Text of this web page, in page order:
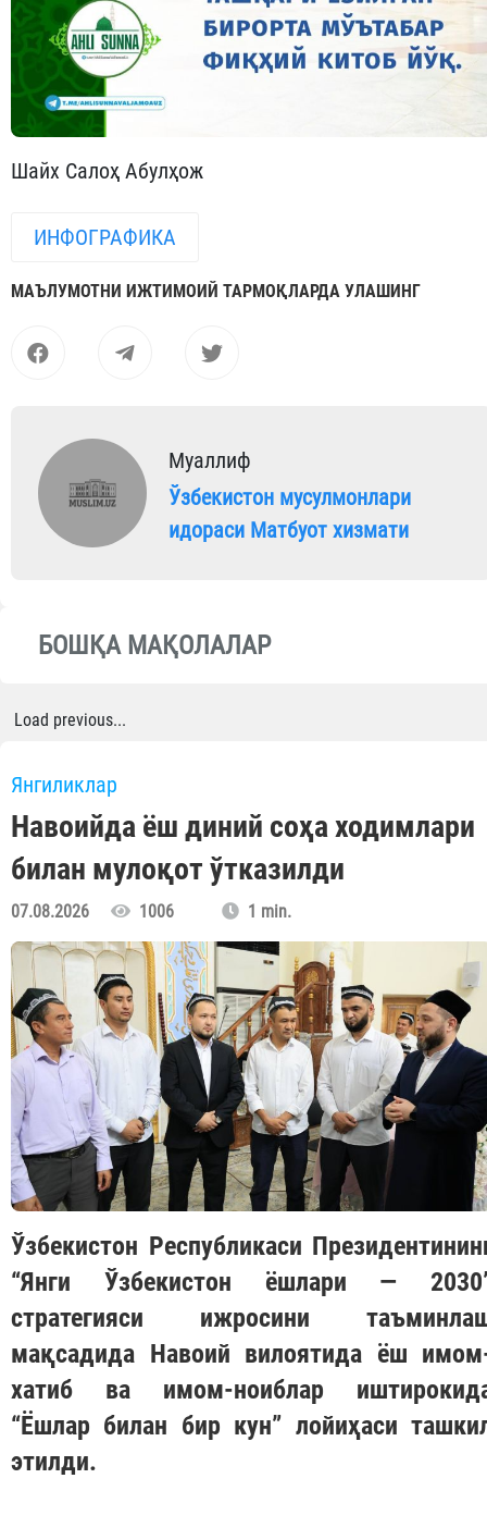
Шайх Салоҳ Абулҳож
ИНФОГРАФИКА
МАЪЛУМОТНИ ИЖТИМОИЙ ТАРМОҚЛАРДА УЛАШИНГ
Муаллиф
Ўзбекистон мусулмонлари
идораси Матбуот хизмати
БОШҚА МАҚОЛАЛАР
Load previous...
Янгиликлар
Навоийда ёш диний соҳа ходимлари
билан мулоқот ўтказилди
07.08.2026 1006 1 min.
Ўзбекистон Республикаси
“Янги Ўзбекистон ёшлари —
стратегияси ижросини
мақсадида Навоий вилоятида ёш
хатиб ва имом-ноиблар
“Ёшлар билан бир кун” лойиҳаси
этилди.